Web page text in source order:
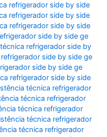
refrigerador side by side
refrigerador side by side
refrigerador side by side
side by side ge
refrigerador side by
side by side ge
side by side ge
refrigerador side by side
técnica refrigerador
técnica refrigerador
técnica refrigerador
técnica refrigerador
técnica refrigerador